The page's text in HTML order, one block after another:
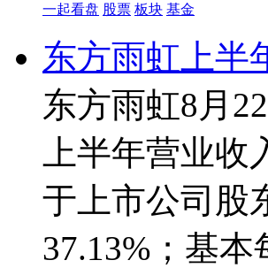
一起看盘 股票 板块 基金
东方雨虹上半
东方雨虹8月
上半年营业
于上市公司股
37.13%；基